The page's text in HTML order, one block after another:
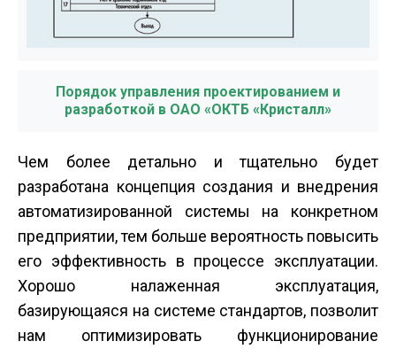
Порядок управления проектированием и
разработкой в ОАО «ОКТБ «Кристалл»
Чем более детально и тщательно будет
разработана концепция создания и внедрения
автоматизированной системы на конкретном
предприятии, тем больше вероятность повысить
его эффективность в процессе эксплуатации.
Хорошо налаженная эксплуатация,
базирующаяся на системе стандартов, позволит
нам оптимизировать функционирование